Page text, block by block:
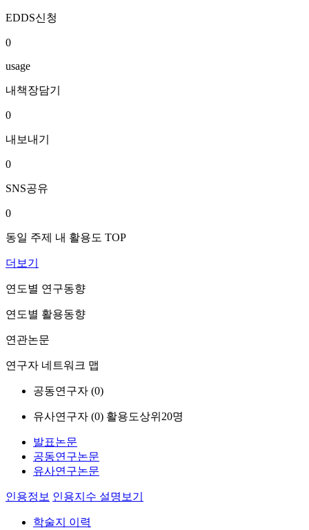
EDDS신청
0
usage
내책장담기
0
내보내기
0
SNS공유
0
동일 주제 내 활용도 TOP
더보기
연도별 연구동향
연도별 활용동향
연관논문
연구자 네트워크 맵
공동연구자 (0)
유사연구자 (0) 활용도상위20명
발표논문
공동연구논문
유사연구논문
인용정보 인용지수 설명보기
학술지 이력